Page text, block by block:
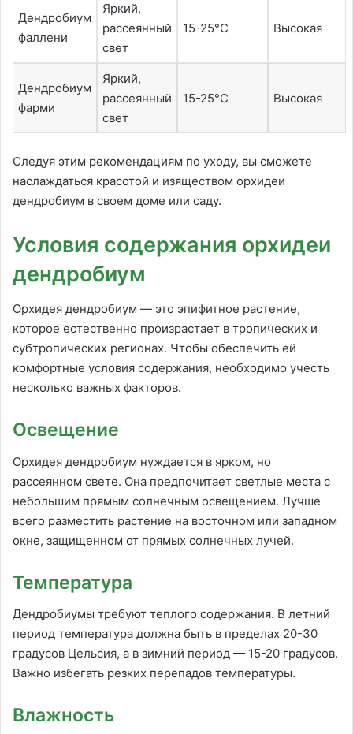
Дендробиум
фаллени
Яркий,
рассеянный
свет
15-25°C Высокая
Дендробиум
фарми
Яркий,
рассеянный
свет
15-25°C Высокая
Следуя этим рекомендациям по уходу, вы сможете
наслаждаться красотой и изяществом орхидеи
дендробиум в своем доме или саду.
Условия содержания орхидеи
дендробиум
Орхидея дендробиум — это эпифитное растение,
которое естественно произрастает в тропических и
субтропических регионах. Чтобы обеспечить ей
комфортные условия содержания, необходимо учесть
несколько важных факторов.
Освещение
Орхидея дендробиум нуждается в ярком, но
рассеянном свете. Она предпочитает светлые места с
небольшим прямым солнечным освещением. Лучше
всего разместить растение на восточном или западном
окне, защищенном от прямых солнечных лучей.
Температура
Дендробиумы требуют теплого содержания. В летний
период температура должна быть в пределах 20-30
градусов Цельсия, а в зимний период — 15-20 градусов.
Важно избегать резких перепадов температуры.
Влажность